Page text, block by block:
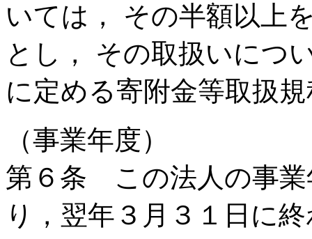
いては， その半額以上
とし， その取扱いにつ
に定める寄附金等取扱
（事業年度）
第６条 この法人の事業
り，翌年３月３１日に